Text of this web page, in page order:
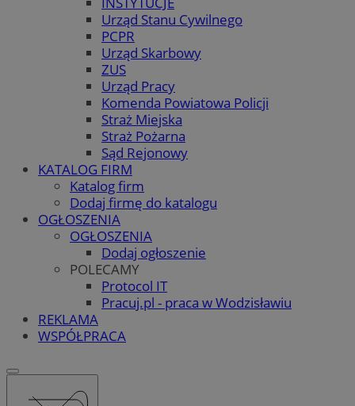
Urząd Stanu Cywilnego
PCPR
Urząd Skarbowy
ZUS
Urząd Pracy
Komenda Powiatowa Policji
Straż Miejska
Straż Pożarna
Sąd Rejonowy
KATALOG FIRM
Katalog firm
Dodaj firmę do katalogu
OGŁOSZENIA
OGŁOSZENIA
Dodaj ogłoszenie
POLECAMY
Protocol IT
Pracuj.pl - praca w Wodzisławiu
REKLAMA
WSPÓŁPRACA